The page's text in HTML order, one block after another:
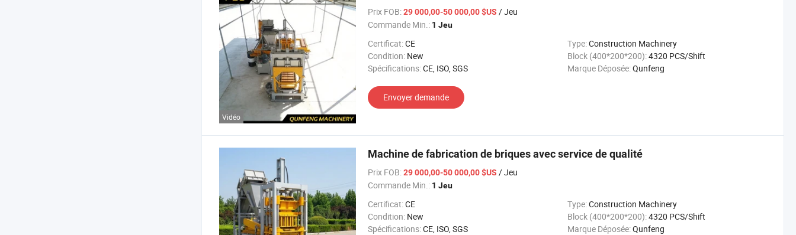
Vidéo
Prix FOB:29 000,00-50 000,00 $US / Jeu
Commande Min.: 1 Jeu
Certificat:CE Type:Construction Machinery
Condition: New Block (400*200*200):4320 PCS/Shift
Spécifications:CE, ISO, SGS Marque Déposée:Qunfeng
Envoyer demande
Machine de fabrication de briques avec service de qualité
Prix FOB:29 000,00-50 000,00 $US / Jeu
Commande Min.: 1 Jeu
Certificat:CE Type:Construction Machinery
Condition: New Block (400*200*200):4320 PCS/Shift
Spécifications:CE, ISO, SGS Marque Déposée:Qunfeng